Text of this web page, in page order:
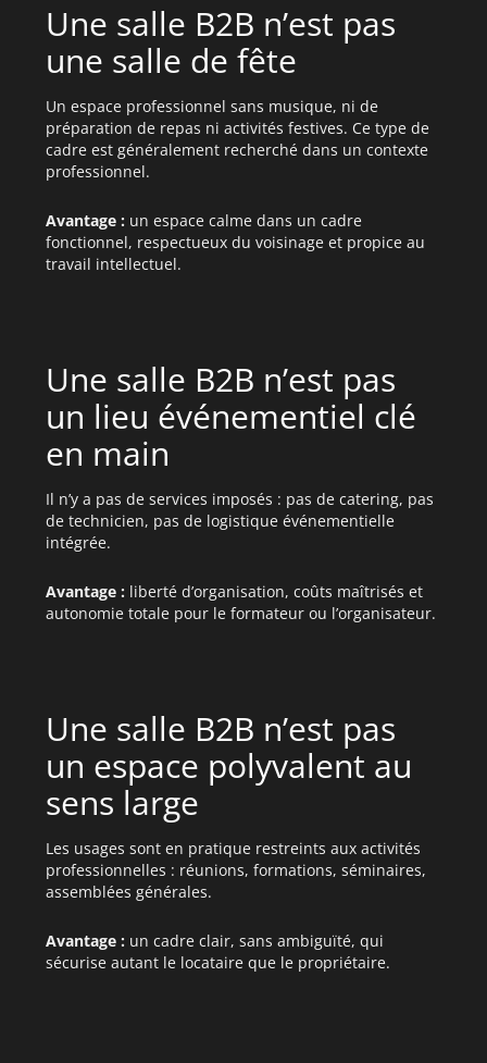
Une salle B2B n’est pas
une salle de fête
Un espace professionnel sans musique, ni de
préparation de repas ni activités festives. Ce type de
cadre est généralement recherché dans un contexte
professionnel.
Avantage : un espace calme dans un cadre
fonctionnel, respectueux du voisinage et propice au
travail intellectuel.
Une salle B2B n’est pas
un lieu événementiel clé
en main
Il n’y a pas de services imposés : pas de catering, pas
de technicien, pas de logistique événementielle
intégrée.
Avantage : liberté d’organisation, coûts maîtrisés et
autonomie totale pour le formateur ou l’organisateur.
Une salle B2B n’est pas
un espace polyvalent au
sens large
Les usages sont en pratique restreints aux activités
professionnelles : réunions, formations, séminaires,
assemblées générales.
Avantage : un cadre clair, sans ambiguïté, qui
sécurise autant le locataire que le propriétaire.